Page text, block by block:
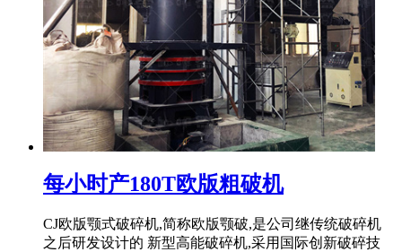
每小时产180T欧版粗破机
CJ欧版颚式破碎机,简称欧版颚破,是公司继传统破碎机
之后研发设计的 新型高能破碎机,采用国际创新破碎技